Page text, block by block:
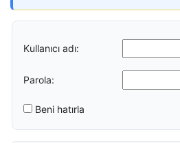
Kullanıcı adı:
Parola:
Beni hatırla